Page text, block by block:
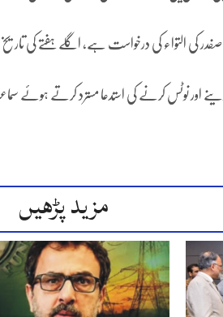
صفدر کی التواء کی درخواست ہے، اگلے ہفتے کی
کرنے کی استدعا مسترد کرتے ہوئے سماعت 12 اگست تک ملتوی
مزید پڑھیں